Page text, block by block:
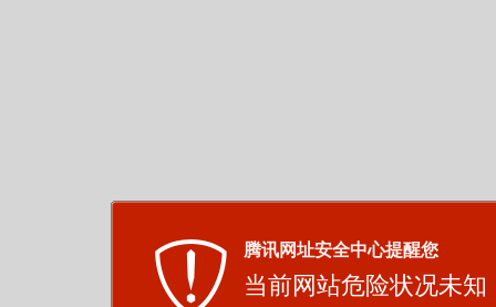
腾讯网址安全中心提醒您
当前网站危险状况未知